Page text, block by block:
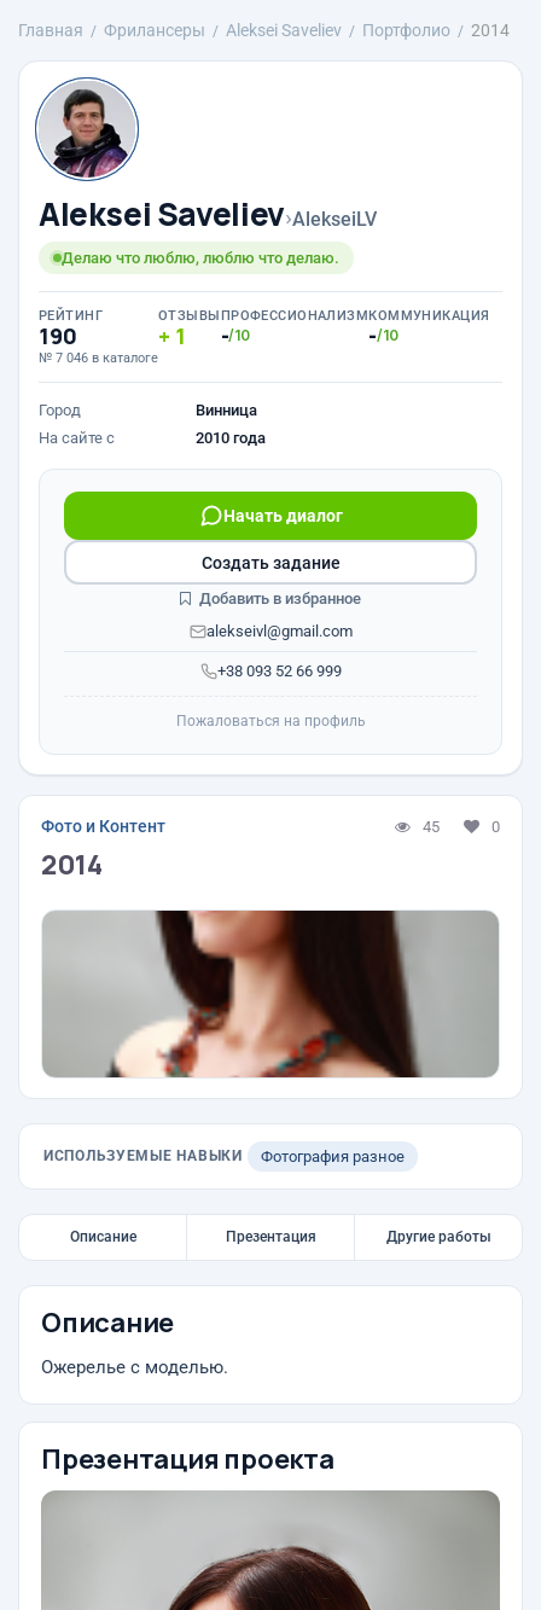
Главная Фрилансеры Aleksei Saveliev Портфолио 2014
Aleksei Saveliev›AlekseiLV
Делаю что люблю, люблю что делаю.
РЕЙТИНГ
190
№ 7 046 в каталоге
ОТЗЫВЫ
1
ПРОФЕССИОНАЛИЗМ
-/10
КОММУНИКАЦИЯ
-/10
Город
Винница
На сайте с
2010 года
+38 093 52 66 999
Начать диалог
alekseivl@gmail.com
Создать задание
Добавить в избранное
Пожаловаться на профиль
Фото и Контент 45 0
2014
ИСПОЛЬЗУЕМЫЕ НАВЫКИ Фотография разное
Описание Презентация Другие работы
Описание
Ожерелье с моделью.
Презентация проекта